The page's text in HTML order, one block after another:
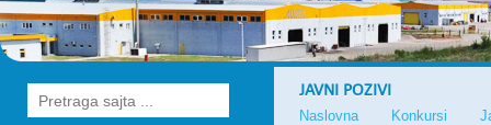
JAVNI POZIVI
Naslovna Konkursi